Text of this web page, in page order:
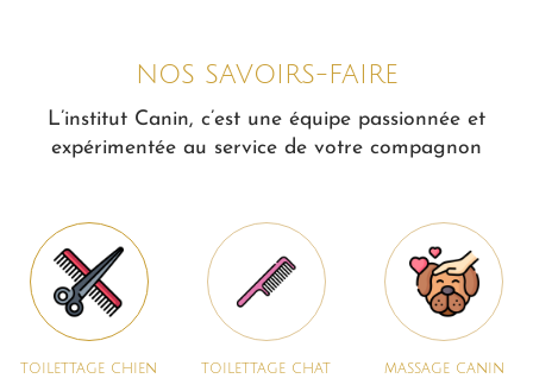
NOS SAVOIRS-FAIRE
L’institut Canin, c’est une équipe passionnée et
expérimentée au service de votre compagnon
toilettage chien toilettage chat massage canin